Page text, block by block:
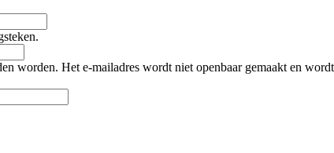
worden. Het e-mailadres wordt niet openbaar gemaakt en